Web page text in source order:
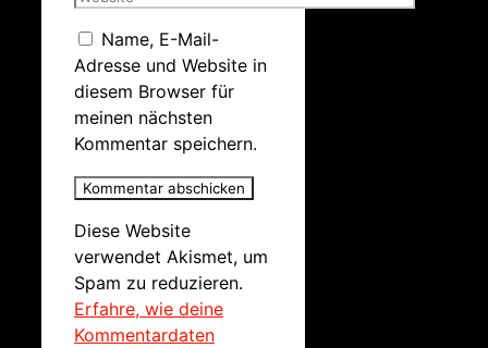
Name, E-Mail-
Adresse und Website in
diesem Browser für
meinen nächsten
Kommentar speichern.
Diese Website
verwendet Akismet, um
Spam zu reduzieren.
Erfahre, wie deine
Kommentardaten